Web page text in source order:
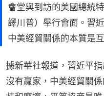
會堂與到訪的美國總統
譯川普）舉行會面。習
中美經貿關係的本質是
據新華社報道，習近平
沒有贏家，中美經貿關